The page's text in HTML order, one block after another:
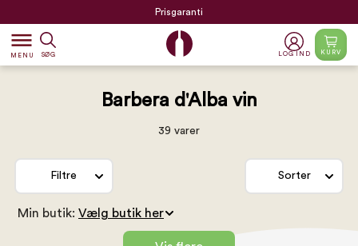
Prisgaranti
dehaze
MENU SØG LOG IND KURV
Barbera d'Alba vin
39 varer
Filtre Sorter
Min butik: